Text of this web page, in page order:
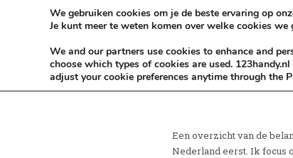
Skip to content
KEEP ICT CLEAN
Een overzicht van de
Nederland eerst. Ik focus
We gebruiken cookies om je de beste ervaring op
Je kunt meer te weten komen over welke cookies
We and our partners use cookies to enhance and
choose which types of cookies are used.
adjust your cookie preferences anytime through the